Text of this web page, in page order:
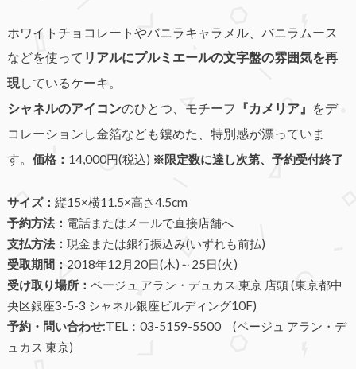
ホワイトチョコレートやバニラキャラメル、バニラムース
などを使って リアルにプルミエールの文字盤の雰囲気を再
現しているケーキ。
シャネルのアイコンのひとつ、モチーフ 『カメリア』 をデ
コレーションし金箔なども鏤めた、特別感が漂っていま
す。 価格： 14,000円(税込) ※限定数に達し次第、予約受付終了
サイズ： 縦15×横11.5×高さ4.5cm
予約方法： 電話またはメールで直接店舗へ
支払方法： 現金または銀行振込み(いずれも前払)
受取期間： 2018年12月20日(木)～25日(火)
受け取り場所： ベージュ アラン・デュカス 東京 店頭 (東京都中
央区銀座3-5-3 シャネル銀座ビルディング10F)
予約・問い合わせ:TEL：03-5159-5500 (ベージュ アラン・デ
ュカス 東京)